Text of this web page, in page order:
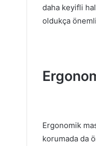
daha keyifli
oldukça
Ergonomik
korumada da